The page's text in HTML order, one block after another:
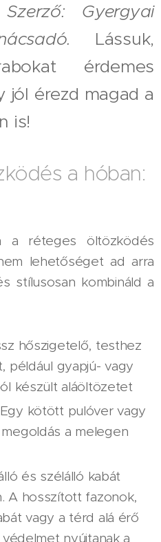
Szerző: Gyergyai
Lássuk,
érdemes
jól érezd magad a
is!
a hóban:
a réteges öltözködés
lehetőséget ad arra
stílusosan kombináld a
hőszigetelő, testhez
például gyapjú- vagy
készült aláöltözetet
Egy kötött pulóver vagy
a melegen
és szélálló kabát
A hosszított fazonok,
vagy a térd alá érő
nyújtanak a